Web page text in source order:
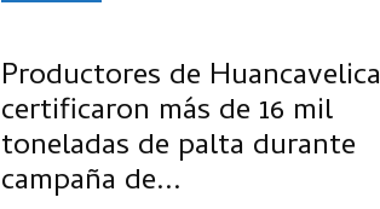
Productores de Huancavelica
certificaron más de 16 mil
toneladas de palta durante
campaña de...